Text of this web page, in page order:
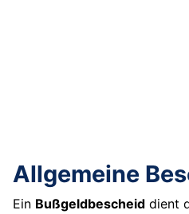
Allgemeine
Ein Bußgeldbescheid dient